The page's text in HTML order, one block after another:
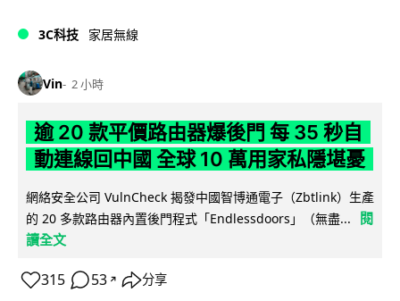
3C科技 家居無線
Vin 2 小時
逾 20 款平價路由器爆後門 每 35 秒自
動連線回中國 全球 10 萬用家私隱堪憂
網絡安全公司 VulnCheck 揭發中國智博通電子（Zbtlink）生產
的 20 多款路由器內置後門程式「Endlessdoors」（無盡...
閱
讀全文
315 53 ↗ 分享